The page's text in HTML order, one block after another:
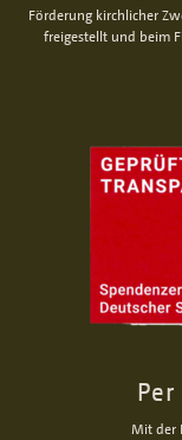
Förderung kirchlicher
freigestellt und beim
Mit der